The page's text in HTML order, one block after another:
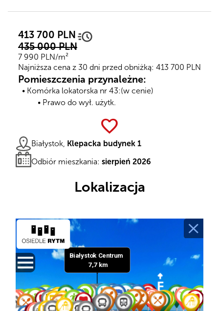
413 700 PLN
435 000 PLN
7 990 PLN/m²
Najniższa cena z 30 dni przed obniżką: 413 700 PLN
Pomieszczenia przynależne:
Komórka lokatorska nr 43:(w cenie)
Prawo do wył. użytk.
favorite
Białystok, Klepacka budynek 1
Odbiór mieszkania: sierpień 2026
Lokalizacja